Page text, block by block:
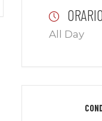
ORARIO
All Day